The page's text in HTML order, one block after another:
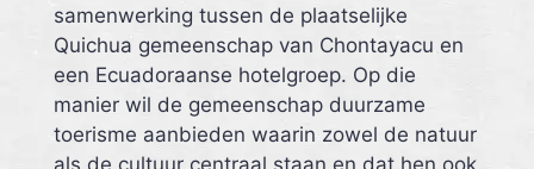
samenwerking tussen de plaatselijke
Quichua gemeenschap van Chontayacu en
een Ecuadoraanse hotelgroep. Op die
manier wil de gemeenschap duurzame
toerisme aanbieden waarin zowel de natuur